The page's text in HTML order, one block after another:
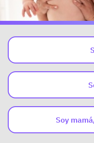
Soy